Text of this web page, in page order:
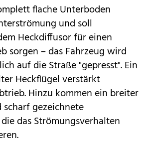
flache Unterboden
und soll
Heckdiffusor für einen
sorgen – das Fahrzeug wird
auf die Straße "gepresst". Ein
Heckflügel verstärkt
Hinzu kommen ein breiter
gezeichnete
das Strömungsverhalten